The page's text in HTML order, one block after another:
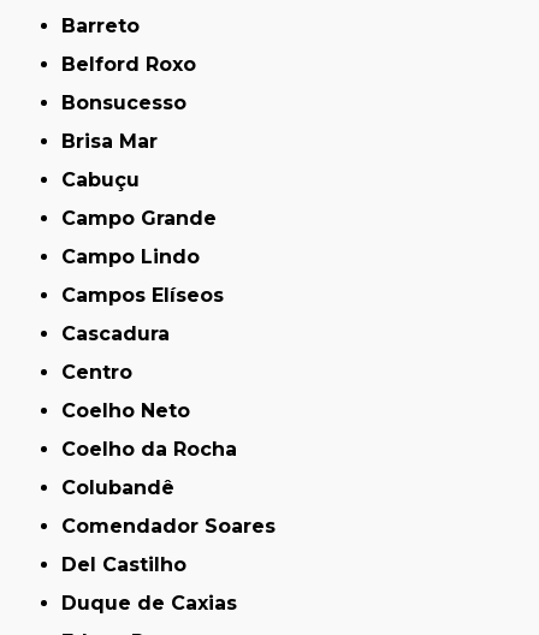
Barreto
Belford Roxo
Bonsucesso
Brisa Mar
Cabuçu
Campo Grande
Campo Lindo
Campos Elíseos
Cascadura
Centro
Coelho Neto
Coelho da Rocha
Colubandê
Comendador Soares
Del Castilho
Duque de Caxias